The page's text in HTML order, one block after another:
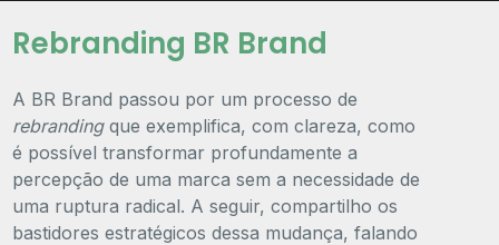
Rebranding BR Brand
A BR Brand passou por um processo de
rebranding que exemplifica, com clareza, como
é possível transformar profundamente a
percepção de uma marca sem a necessidade de
uma ruptura radical. A seguir, compartilho os
bastidores estratégicos dessa mudança, falando